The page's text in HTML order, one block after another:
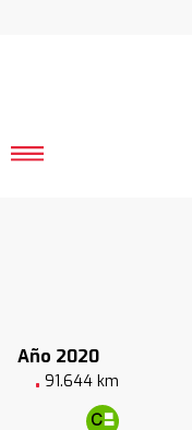
Año 2020
91.644 km